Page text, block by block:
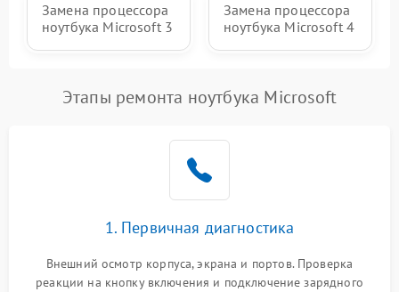
Замена процессора
ноутбука Microsoft 3
Замена процессора
ноутбука Microsoft 4
Этапы ремонта ноутбука Microsoft
1. Первичная диагностика
Внешний осмотр корпуса, экрана и портов. Проверка
реакции на кнопку включения и подключение зарядного